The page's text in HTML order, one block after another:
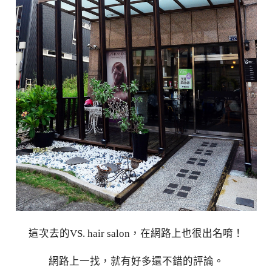
這次去的VS. hair salon，在網路上也很出名唷！
網路上一找，就有好多還不錯的評論。